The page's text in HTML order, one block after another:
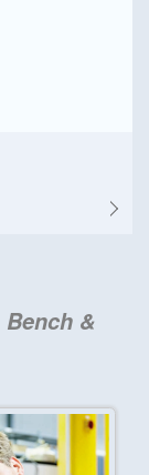
Bench &